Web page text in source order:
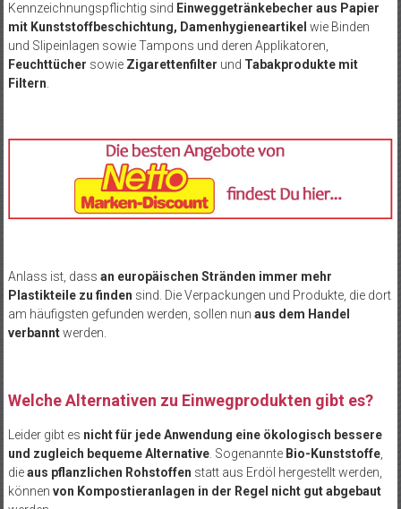
Kennzeichnungspflichtig sind Einweggetränkebecher aus Papier
mit Kunststoffbeschichtung, Damenhygieneartikel wie Binden
und Slipeinlagen sowie Tampons und deren Applikatoren,
Feuchttücher sowie Zigarettenfilter und Tabakprodukte mit
Filtern.
Anlass ist, dass an europäischen Stränden immer mehr
Plastikteile zu finden sind. Die Verpackungen und Produkte, die dort
am häufigsten gefunden werden, sollen nun aus dem Handel
verbanntwerden.
Welche Alternativen zu Einwegprodukten gibt es?
Leider gibt es nicht für jede Anwendung eine ökologisch bessere
und zugleich bequeme Alternative. Sogenannte Bio-Kunststoffe,
dieaus pflanzlichen Rohstoffen statt aus Erdöl hergestellt werden,
können von Kompostieranlagen in der Regel nicht gut abgebaut